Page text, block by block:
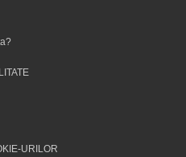
URILOR